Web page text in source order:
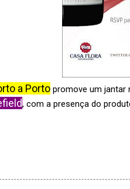
a Porto promove um jantar
, com a presença do